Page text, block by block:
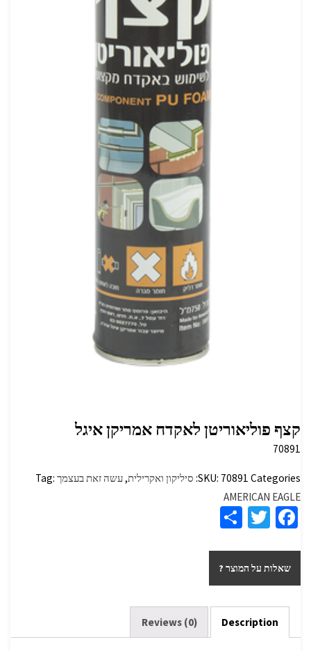
קצף פוליאוריטן לאקדח אמריקן איגל
70891
SKU: 70891 Categories: סיליקון ואקרילית,עשה זאת בעצמך Tag:
AMERICAN EAGLE
Fa
b
o
o
k
T
tt
er
ar
e
שאלות על המוצר ?
Description
Reviews (0)